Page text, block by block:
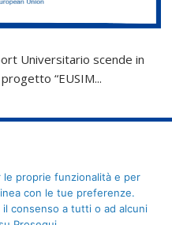
Universitario scende in
“EUSIM...
dello Sport Universitario - Via
- C.F. 80109270589
proprie funzionalità e per
con le tue preferenze.
consenso a tutti o ad alcuni